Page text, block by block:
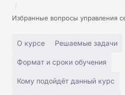
/
Избранные вопросы управления
О курсе Решаемые задачи
Формат и сроки обучения
Кому подойдёт данный курс